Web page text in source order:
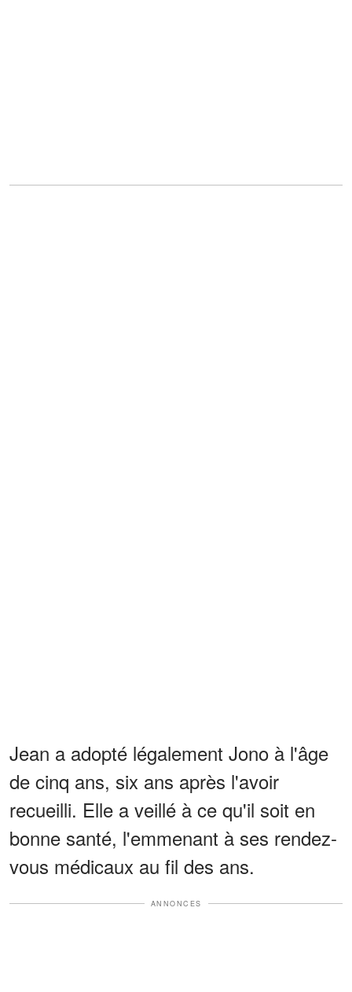
Jean a adopté légalement Jono à l'âge
de cinq ans, six ans après l'avoir
recueilli. Elle a veillé à ce qu'il soit en
bonne santé, l'emmenant à ses rendez-
vous médicaux au fil des ans.
ANNONCES